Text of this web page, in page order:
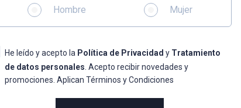
Hombre Mujer
He leído y acepto la Política de Privacidad y Tratamiento
de datos personales. Acepto recibir novedades y
promociones. Aplican Términos y Condiciones